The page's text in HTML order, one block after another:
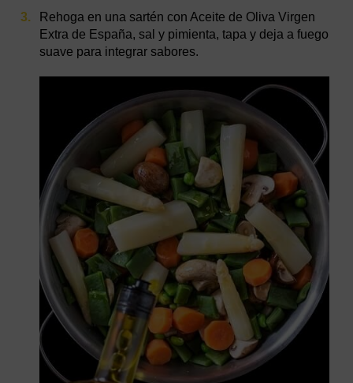
Rehoga en una sartén con Aceite de Oliva Virgen
Extra de España, sal y pimienta, tapa y deja a fuego
suave para integrar sabores.